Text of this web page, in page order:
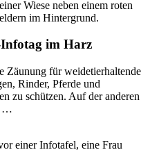
Infotag im Harz
Zäunung für weidetierhaltende
Rinder, Pferde und
zu schützen. Auf der anderen
…